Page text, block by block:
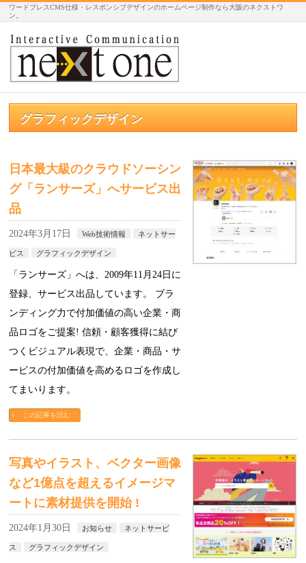
ワードプレスCMS仕様・レスポンシブデザインのホームページ制作なら大阪のネクストワ
ン。
グラフィックデザイン
日本最大級のクラウドソーシン
グ「ランサーズ」へサービス出
品
2024年3月17日 Web技術情報 ネットサー
ビス グラフィックデザイン
「ランサーズ」へは、2009年11月24日に
登録、サービス出品しています。 ブラ
ンディング力で付加価値の高い企業・商
品ロゴをご提案! 信頼・顧客獲得に結び
つくビジュアル表現で、企業・商品・サ
ービスの付加価値を高めるロゴを作成し
てまいります。
この記事を読む
写真やイラスト、ベクター画像
など1億点を超えるイメージマ
ートに素材提供を開始 !
2024年1月30日 お知らせ ネットサービ
ス グラフィックデザイン